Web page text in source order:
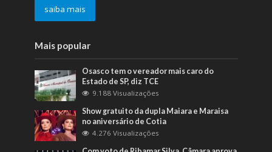
saiba mais
Mais popular
Osasco tem o vereador mais caro do
Estado de SP, diz TCE
9.188 Visualizações
Show gratuito da dupla Maiara e Maraisa
no aniversário de Cotia
4.276 Visualizações